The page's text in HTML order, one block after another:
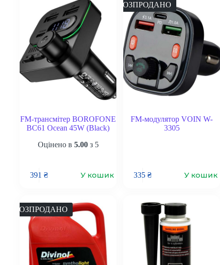
FM-трансмітер BOROFONE
BC61 Ocean 45W (Black)
Оцінено в 5.00з 5
391 ₴ У кошик
РОЗПРОДАНО
FM-модулятор VOIN W-
3305
335 ₴ У кошик
РОЗПРОДАНО